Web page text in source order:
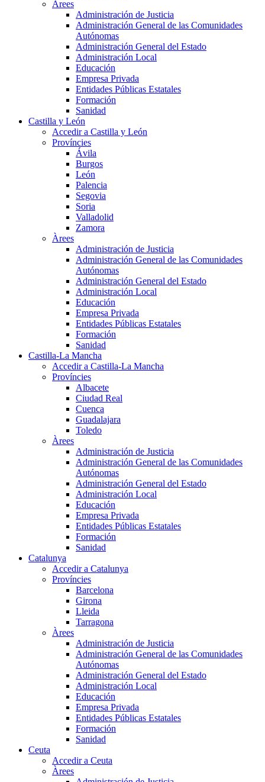
Àrees
Administración de Justicia
Administración General de las Comunidades
Autónomas
Administración General del Estado
Administración Local
Educación
Empresa Privada
Entidades Públicas Estatales
Formación
Sanidad
Castilla y León
Accedir a Castilla y León
Províncies
Ávila
Burgos
León
Palencia
Segovia
Soria
Valladolid
Zamora
Àrees
Administración de Justicia
Administración General de las Comunidades
Autónomas
Administración General del Estado
Administración Local
Educación
Empresa Privada
Entidades Públicas Estatales
Formación
Sanidad
Castilla-La Mancha
Accedir a Castilla-La Mancha
Províncies
Albacete
Ciudad Real
Cuenca
Guadalajara
Toledo
Àrees
Administración de Justicia
Administración General de las Comunidades
Autónomas
Administración General del Estado
Administración Local
Educación
Empresa Privada
Entidades Públicas Estatales
Formación
Sanidad
Catalunya
Accedir a Catalunya
Províncies
Barcelona
Girona
Lleida
Tarragona
Àrees
Administración de Justicia
Administración General de las Comunidades
Autónomas
Administración General del Estado
Administración Local
Educación
Empresa Privada
Entidades Públicas Estatales
Formación
Sanidad
Ceuta
Accedir a Ceuta
Àrees